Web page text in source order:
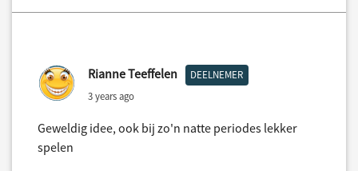
Rianne Teeffelen DEELNEMER
3 years ago
Geweldig idee, ook bij zo'n natte periodes lekker
spelen